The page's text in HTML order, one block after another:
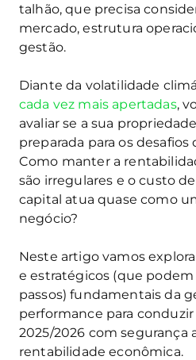
talhão, que precisa
mercado, estrutura
gestão.
Diante da volatilidade
cada vez mais apertadas,
avaliar se a sua
preparada para os
Como manter a
são irregulares e o custo
capital atua quase como
negócio?
Neste artigo vamos
e estratégicos (que
passos) fundamentais da
performance para
2025/2026 com segurança
rentabilidade econômica.